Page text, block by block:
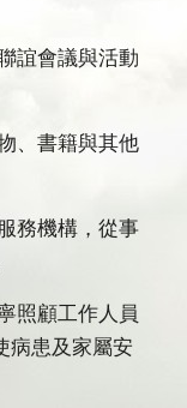
誼會議與活動
、書籍與其他
務機構，從事
照顧工作人員
病患及家屬安